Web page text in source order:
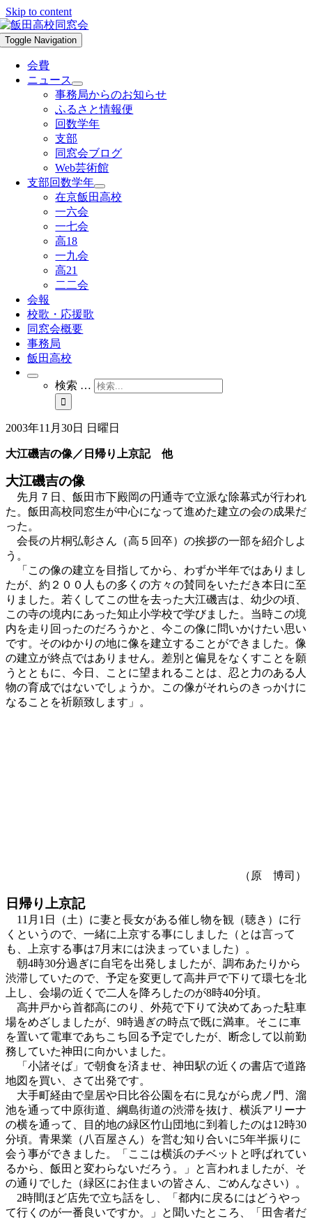
Skip to content
Toggle Navigation
会費
ニュース
事務局からのお知らせ
ふるさと情報便
回数学年
支部
同窓会ブログ
Web芸術館
支部回数学年
在京飯田高校
一六会
一七会
高18
一九会
高21
二二会
会報
校歌・応援歌
同窓会概要
事務局
飯田高校
検索 …
2003年11月30日 日曜日
大江磯吉の像／日帰り上京記 他
大江磯吉の像
先月７日、飯田市下殿岡の円通寺で立派な除幕式が行われ
た。飯田高校同窓生が中心になって進めた建立の会の成果だ
った。
会長の片桐弘彰さん（高５回卒）の挨拶の一部を紹介しよ
う。
「この像の建立を目指してから、わずか半年ではありまし
たが、約２００人もの多くの方々の賛同をいただき本日に至
りました。若くしてこの世を去った大江磯吉は、幼少の頃、
この寺の境内にあった知止小学校で学びました。当時この境
内を走り回ったのだろうかと、今この像に問いかけたい思い
です。そのゆかりの地に像を建立することができました。像
の建立が終点ではありません。差別と偏見をなくすことを願
うとともに、今日、ことに望まれることは、忍と力のある人
物の育成ではないでしょうか。この像がそれらのきっかけに
なることを祈願致します」。
（原 博司）
日帰り上京記
11月1日（土）に妻と長女がある催し物を観（聴き）に行
くというので、一緒に上京する事にしました（とは言って
も、上京する事は7月末には決まっていました）。
朝4時30分過ぎに自宅を出発しましたが、調布あたりから
渋滞していたので、予定を変更して高井戸で下りて環七を北
上し、会場の近くで二人を降ろしたのが8時40分頃。
高井戸から首都高にのり、外苑で下りて決めてあった駐車
場をめざしましたが、9時過ぎの時点で既に満車。そこに車
を置いて電車であちこち回る予定でしたが、断念して以前勤
務していた神田に向かいました。
「小諸そば」で朝食を済ませ、神田駅の近くの書店で道路
地図を買い、さて出発です。
大手町経由で皇居や日比谷公園を右に見ながら虎ノ門、溜
池を通って中原街道、綱島街道の渋滞を抜け、横浜アリーナ
の横を通って、目的地の緑区竹山団地に到着したのは12時30
分頃。青果業（八百屋さん）を営む知り合いに5年半振りに
会う事ができました。「ここは横浜のチベットと呼ばれてい
るから、飯田と変わらないだろう。」と言われましたが、そ
の通りでした（緑区にお住まいの皆さん、ごめんなさい）。
2時間ほど店先で立ち話をし、「都内に戻るにはどうやっ
て行くのが一番良いですか。」と聞いたところ、「田舎者だ